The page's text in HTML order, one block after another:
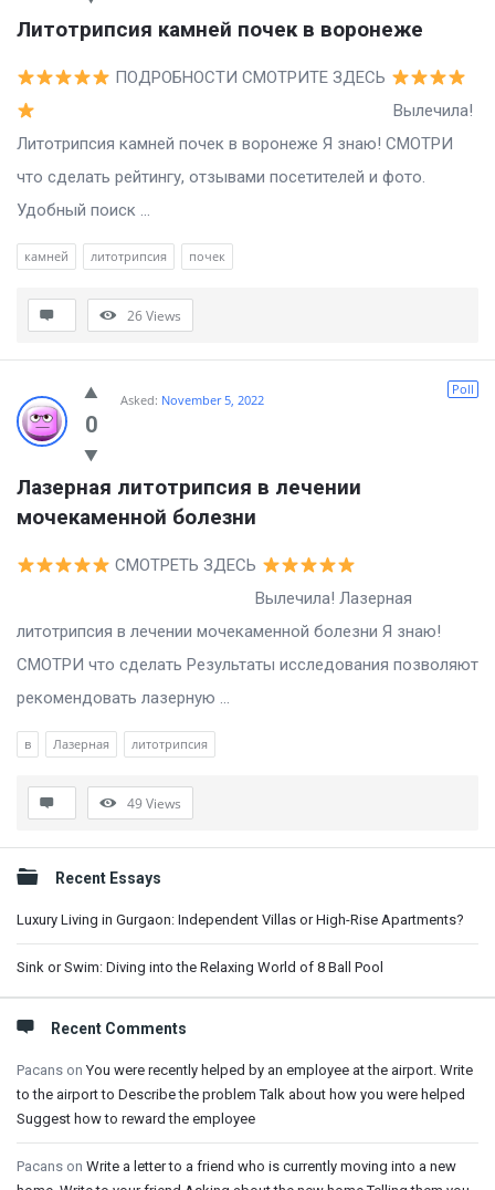
Литотрипсия камней почек в воронеже
ПОДРОБНОСТИ СМОТРИТЕ ЗДЕСЬ
Вылечила!
Литотрипсия камней почек в воронеже Я знаю! СМОТРИ
что сделать рейтингу, отзывами посетителей и фото.
Удобный поиск ...
камней литотрипсия почек
26Views
0
Poll
Asked: November 5, 2022
Лазерная литотрипсия в лечении
мочекаменной болезни
СМОТРЕТЬ ЗДЕСЬ
Вылечила! Лазерная
литотрипсия в лечении мочекаменной болезни Я знаю!
СМОТРИ что сделать Результаты исследования позволяют
рекомендовать лазерную ...
в Лазерная литотрипсия
49Views
Sidebar
Recent Essays
Luxury Living in Gurgaon: Independent Villas or High-Rise Apartments?
Sink or Swim: Diving into the Relaxing World of 8 Ball Pool
Recent Comments
Pacans onYou were recently helped by an employee at the airport. Write
to the airport to Describe the problem Talk about how you were helped
Suggest how to reward the employee
Pacans on Write a letter to a friend who is currently moving into a new